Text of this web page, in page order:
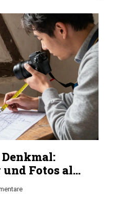
Fotos als